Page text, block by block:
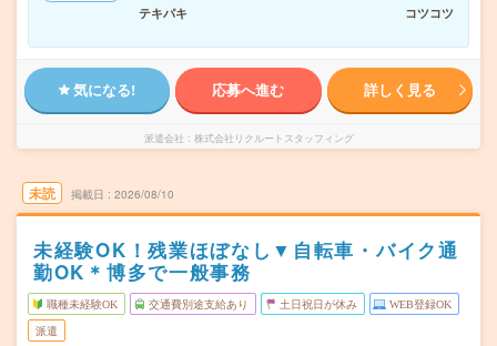
テキパキ
コツコツ
気になる! 応募へ進む 詳しく見る
派遣会社 株式会社リクルートスタッフィング
未読 掲載日 2026/08/10
未経験OK！残業ほぼなし▼自転車・バイク通
勤OK＊博多で一般事務
職種未経験OK 交通費別途支給あり 土日祝日が休み WEB登録OK
派遣